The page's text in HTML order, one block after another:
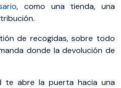
, como una tienda, una
de recogidas, sobre todo
donde la devolución de
te abre la puerta hacia una